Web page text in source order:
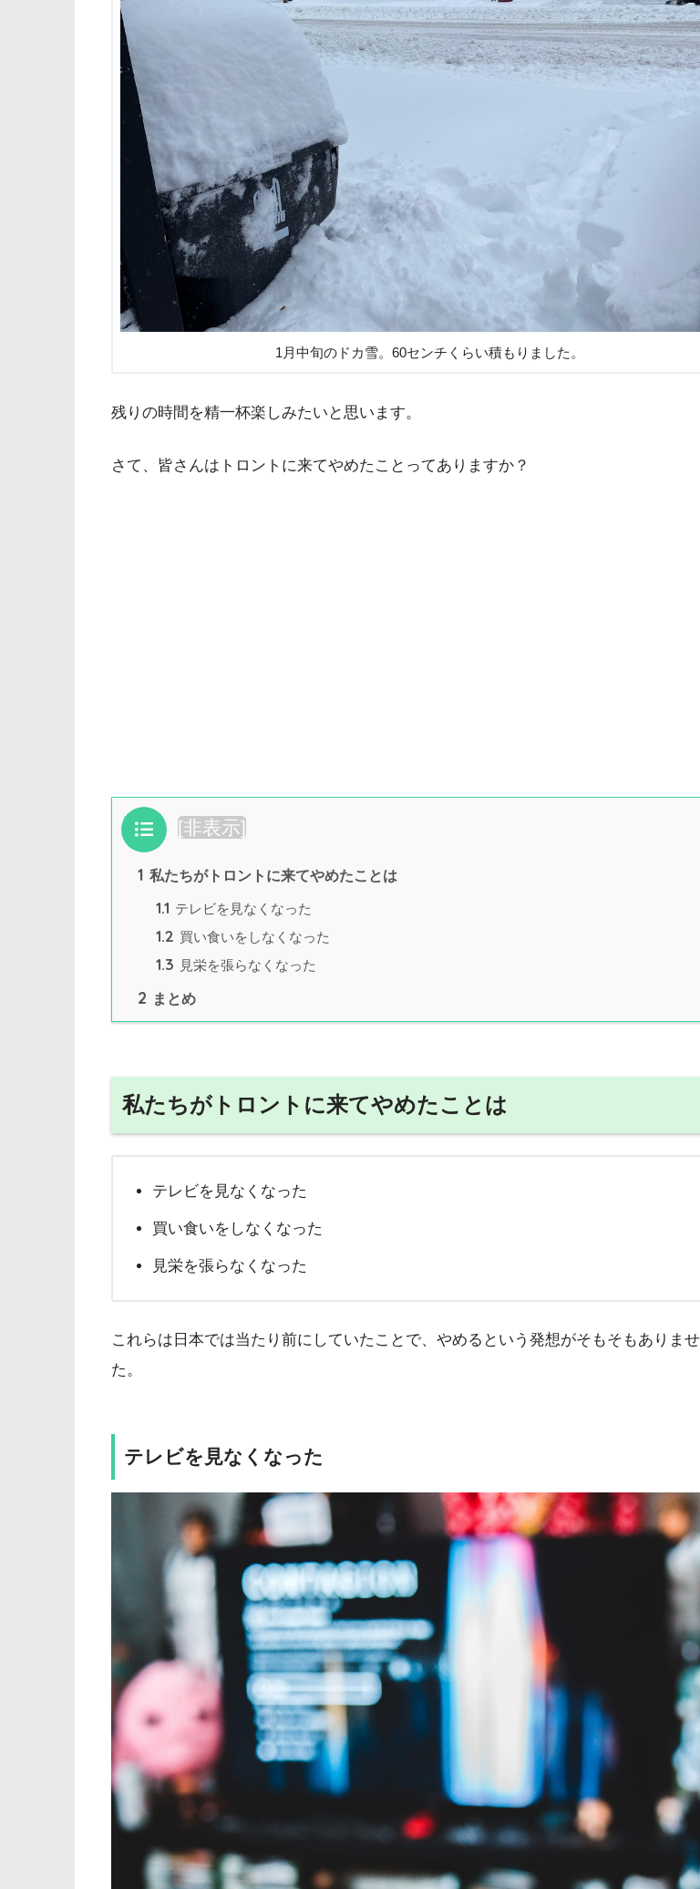
1月中旬のドカ雪。60センチくらい積もりました。
残りの時間を精一杯楽しみたいと思います。
さて、皆さんはトロントに来てやめたことってありますか？
目次 [非表示]
1 私たちがトロントに来てやめたことは
1.1 テレビを見なくなった
1.2 買い食いをしなくなった
1.3 見栄を張らなくなった
2 まとめ
私たちがトロントに来てやめたことは
テレビを見なくなった
買い食いをしなくなった
見栄を張らなくなった
これらは日本では当たり前にしていたことで、やめるという発想がそもそもありま
た。
テレビを見なくなった